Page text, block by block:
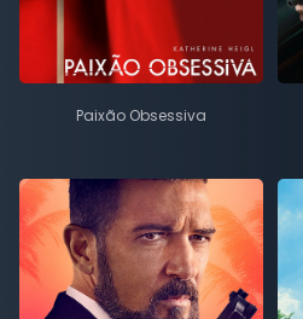
Paixão Obsessiva